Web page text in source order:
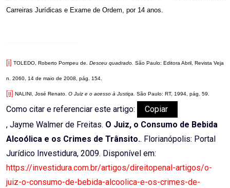
Carreiras Jurídicas e Exame de Ordem, por 14 anos.
[i] TOLEDO, Roberto Pompeu de. Desceu quadrado. São Paulo: Editora Abril, Revista Veja
n. 2060, 14 de maio de 2008, pág. 154.
[ii] NALINI, José Renato. O Juiz e o acesso à Justiça. São Paulo: RT, 1994, pág. 59.
Como citar e referenciar este artigo:
Copiar
, Jayme Walmer de Freitas. O Juiz, o Consumo de Bebida
Alcoólica e os Crimes de Trânsito.. Florianópolis: Portal
Jurídico Investidura, 2009. Disponível em:
https://investidura.com.br/artigos/direitopenal-artigos/o-
juiz-o-consumo-de-bebida-alcoolica-e-os-crimes-de-